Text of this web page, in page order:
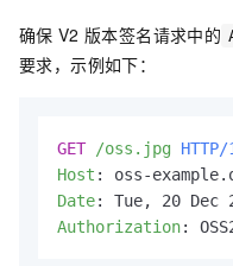
确保 V2 版本签名请求中的
要求，示例如下：
GET /oss.jpg
Host :
Date:
Authorization: